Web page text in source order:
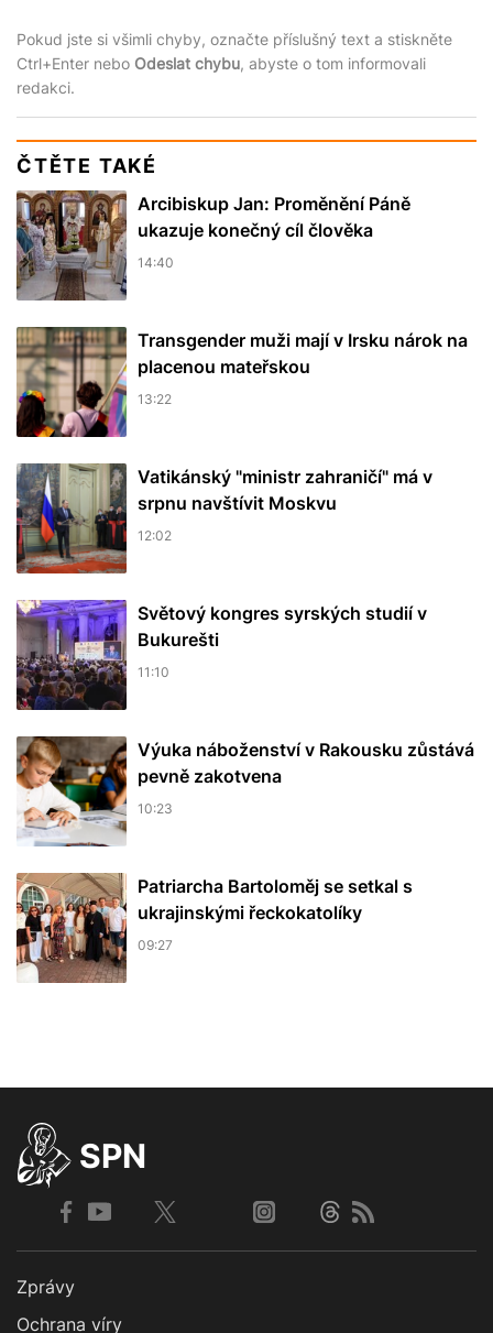
Pokud jste si všimli chyby, označte příslušný text a stiskněte
Ctrl+Enter nebo Odeslat chybu, abyste o tom informovali
redakci.
ČTĚTE TAKÉ
Arcibiskup Jan: Proměnění Páně
ukazuje konečný cíl člověka
14:40
Transgender muži mají v Irsku nárok na
placenou mateřskou
13:22
Vatikánský "ministr zahraničí" má v
srpnu navštívit Moskvu
12:02
Světový kongres syrských studií v
Bukurešti
11:10
Výuka náboženství v Rakousku zůstává
pevně zakotvena
10:23
Patriarcha Bartoloměj se setkal s
ukrajinskými řeckokatolíky
09:27
SPN
Zprávy
Ochrana víry